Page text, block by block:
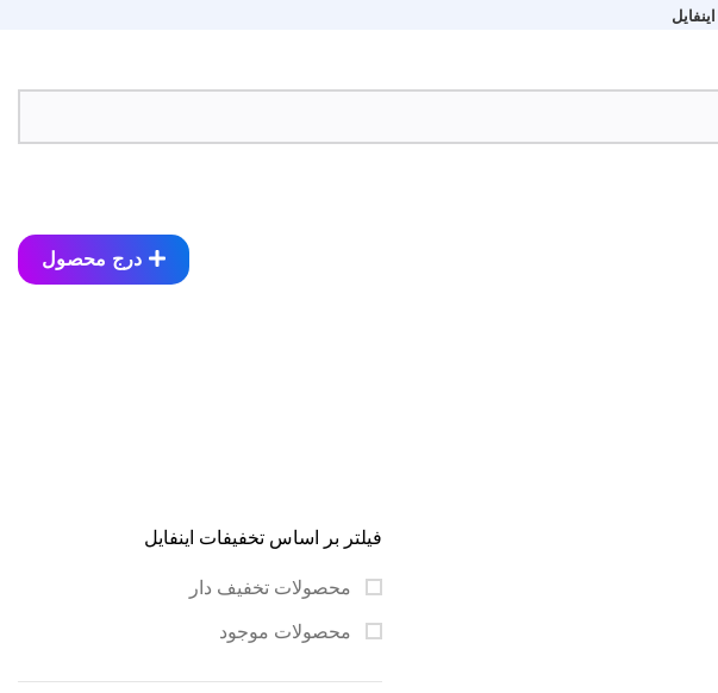
درج محصول
فیلتر بر اساس تخفیفات اینفایل
محصولات تخفیف دار
محصولات موجود